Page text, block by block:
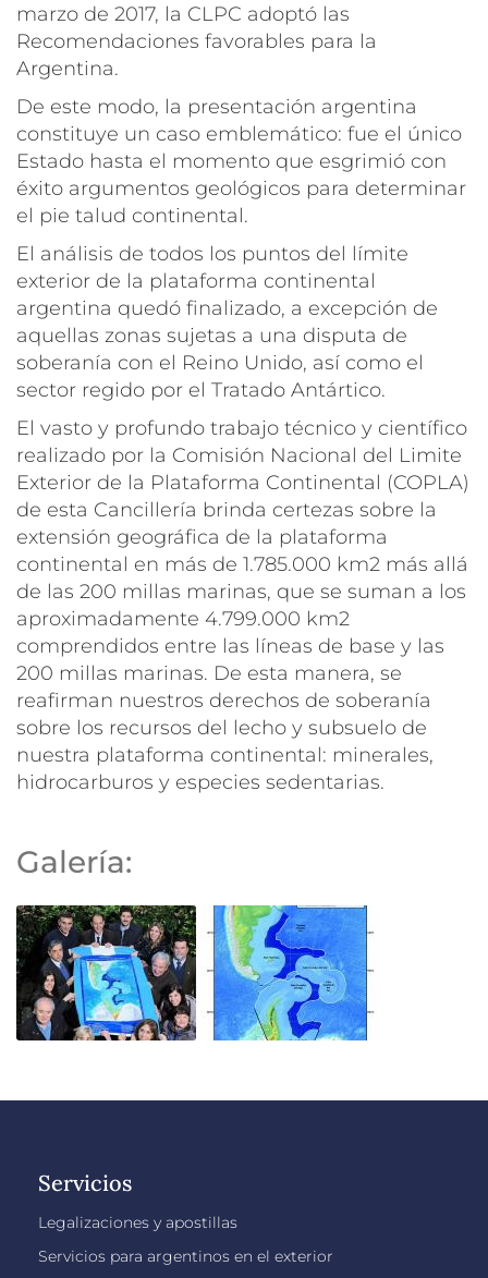
marzo de 2017, la CLPC adoptó las
Recomendaciones favorables para la
Argentina.
De este modo, la presentación argentina
constituye un caso emblemático: fue el único
Estado hasta el momento que esgrimió con
éxito argumentos geológicos para determinar
el pie talud continental.
El análisis de todos los puntos del límite
exterior de la plataforma continental
argentina quedó finalizado, a excepción de
aquellas zonas sujetas a una disputa de
soberanía con el Reino Unido, así como el
sector regido por el Tratado Antártico.
El vasto y profundo trabajo técnico y científico
realizado por la Comisión Nacional del Limite
Exterior de la Plataforma Continental (COPLA)
de esta Cancillería brinda certezas sobre la
extensión geográfica de la plataforma
continental en más de 1.785.000 km2 más allá
de las 200 millas marinas, que se suman a los
aproximadamente 4.799.000 km2
comprendidos entre las líneas de base y las
200 millas marinas. De esta manera, se
reafirman nuestros derechos de soberanía
sobre los recursos del lecho y subsuelo de
nuestra plataforma continental: minerales,
hidrocarburos y especies sedentarias.
Galería:
Servicios
Legalizaciones y apostillas
Servicios para argentinos en el exterior